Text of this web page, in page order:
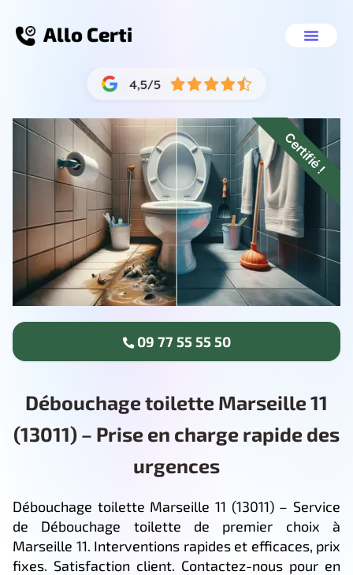
Allo Certi
Débouchage toilette Marseille 11
(13011) – Prise en charge rapide des
urgences
Débouchage toilette Marseille 11 (13011) – Service
de Débouchage toilette de premier choix à
Marseille 11. Interventions rapides et efficaces, prix
fixes. Satisfaction client. Contactez-nous pour en
Certifié !
09 77 55 55 50